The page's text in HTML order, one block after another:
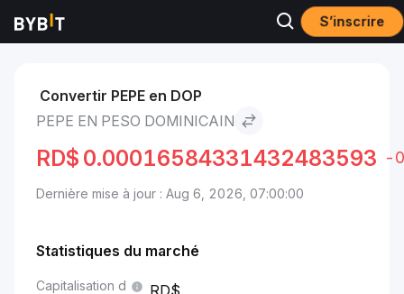
S’inscrire
Marchés Pepe to Peso dominicain
Convertir PEPE en DOP
PEPE EN PESO DOMINICAIN
RD$ 0.00016584331432483593 -
Dernière mise à jour : Aug 6, 2026, 07:00:00
Statistiques du marché
Capitalisation d